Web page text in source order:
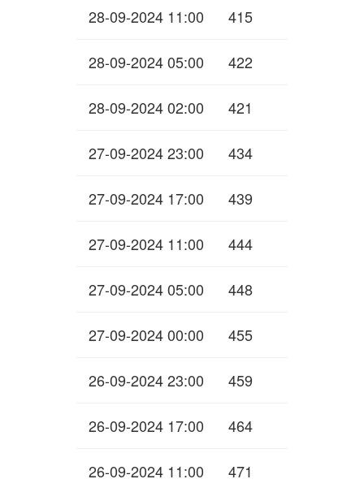
28-09-2024 11:00 415
28-09-2024 05:00 422
28-09-2024 02:00 421
27-09-2024 23:00 434
27-09-2024 17:00 439
27-09-2024 11:00 444
27-09-2024 05:00 448
27-09-2024 00:00 455
26-09-2024 23:00 459
26-09-2024 17:00 464
26-09-2024 11:00 471